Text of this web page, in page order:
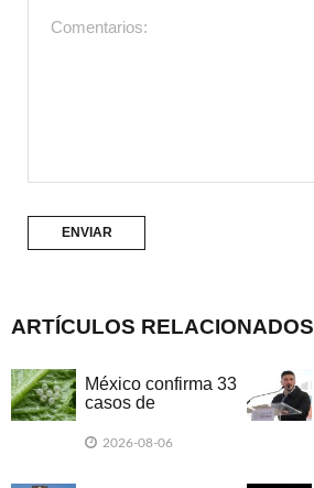
ARTÍCULOS RELACIONADOS
México confirma 33
casos de
2026-08-06